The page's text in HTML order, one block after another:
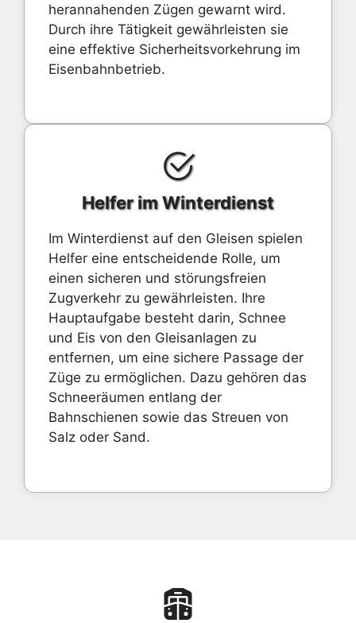
herannahenden Zügen gewarnt wird.
Durch ihre Tätigkeit gewährleisten sie
eine effektive Sicherheitsvorkehrung im
Eisenbahnbetrieb.
Helfer im Winterdienst
Im Winterdienst auf den Gleisen spielen
Helfer eine entscheidende Rolle, um
einen sicheren und störungsfreien
Zugverkehr zu gewährleisten. Ihre
Hauptaufgabe besteht darin, Schnee
und Eis von den Gleisanlagen zu
entfernen, um eine sichere Passage der
Züge zu ermöglichen. Dazu gehören das
Schneeräumen entlang der
Bahnschienen sowie das Streuen von
Salz oder Sand.